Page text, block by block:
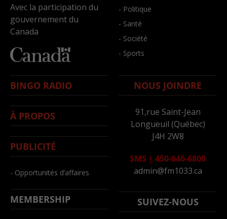
Avec la participation du
gouvernement du
Canada
- Politique
- Santé
- Société
- Sports
BINGO RADIO
À PROPOS
PUBLICITÉ
- Opportunités d’affaires
MEMBERSHIP
NOUS JOINDRE
91,rue Saint-Jean
Longueuil (Québec)
J4H 2W8
SMS | 450-646-6800
admin@fm1033.ca
SUIVEZ-NOUS